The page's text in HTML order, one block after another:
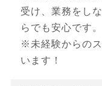
受け、業務をし
らでも安心です。
※未経験からの
います！